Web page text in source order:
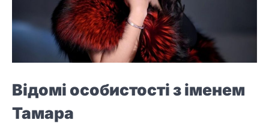
Відомі особистості з іменем
Тамара